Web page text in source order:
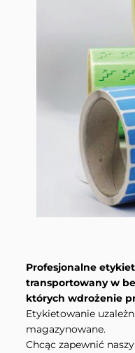
Profesjonalne
transportowany w
których wdrożenie
Etykietowanie
magazynowane.
Chcąc zapewnić